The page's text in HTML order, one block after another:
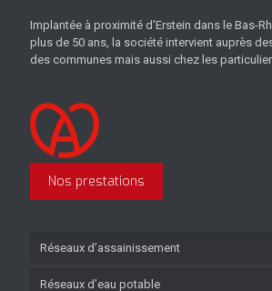
Implantée à proximité d'Erstein dans le Bas-
plus de 50 ans, la société intervient auprès
des communes mais aussi chez les
Nos prestations
Réseaux d’assainissement
Réseaux d’eau potable